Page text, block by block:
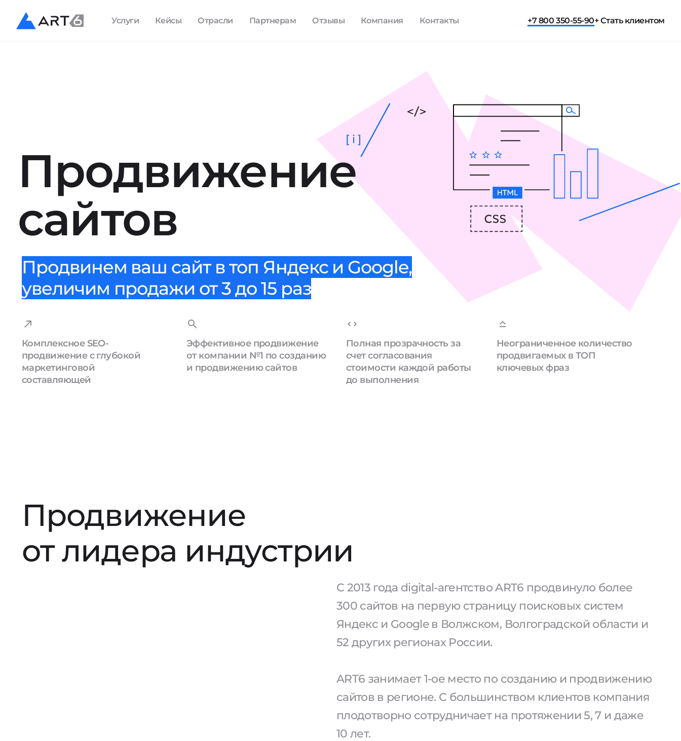
Услуги Кейсы Отрасли Партнерам Отзывы Компания Контакты +7 800 350-55-90+ Стать клиентом
Продвижение
сайтов
[ i ]
Продвинем ваш сайт в топ Яндекс и Google,
увеличим продажи от 3 до 15 раз
Комплексное SEO-
продвижение с глубокой
маркетинговой
составляющей
Эффективное продвижение
от компании №1 по созданию
и продвижению сайтов
Полная прозрачность за
счет согласования
стоимости каждой работы
до выполнения
Неограниченное количество
продвигаемых в ТОП
ключевых фраз
Продвижение
от лидера индустрии
С 2013 года digital-агентство ART6 продвинуло более
300 сайтов на первую страницу поисковых систем
Яндекс и Google в Волжском, Волгоградской области и
52 других регионах России.
ART6 занимает 1-ое место по созданию и продвижению
сайтов в регионе. С большинством клиентов компания
плодотворно сотрудничает на протяжении 5, 7 и даже
10 лет.